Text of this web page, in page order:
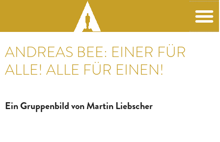
ANDREAS BEE: EINER FÜR
ALLE! ALLE FÜR EINEN!
Ein Gruppenbild von Martin Liebscher